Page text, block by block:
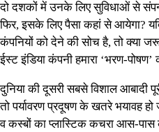
दो दशकों में उनके लिए सुविधाओं से
फिर, इसके लिए पैसा कहां से आयेगा? यदि
कंपनियों को देने की सोच है, तो क्या
ईस्ट इंडिया कंपनी हमारा ‘भरण-पोषण’
दुनिया की दूसरी सबसे विशाल आबादी
तो पर्यावरण प्रदूषण के खतरे भयावह
व कस्बों का प्लास्टिक कचरा आस-पास